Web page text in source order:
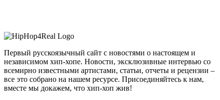
Первый русскоязычный сайт с новостями о настоящем и
независимом хип-хопе. Новости, эксклюзивные интервью со
всемирно известными артистами, статьи, отчеты и рецензии –
все это собрано на нашем ресурсе. Присоединяйтесь к нам,
вместе мы докажем, что хип-хоп жив!